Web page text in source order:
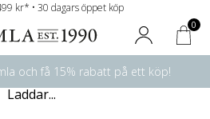
kr* • 30 dagars öppet köp
0
och få 15% rabatt på ett köp!
Laddar...